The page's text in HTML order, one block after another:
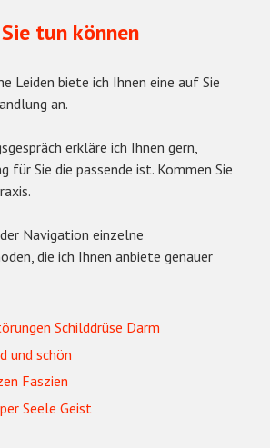
tun können
Leiden biete ich Ihnen eine auf Sie
an.
erkläre ich Ihnen gern,
für Sie die passende ist. Kommen Sie
Navigation einzelne
die ich Ihnen anbiete genauer